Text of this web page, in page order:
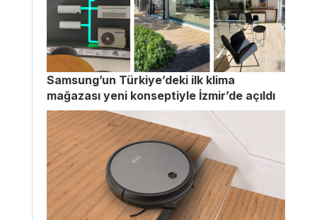
Samsung’un Türkiye’deki ilk klima
mağazası yeni konseptiyle İzmir’de açıldı